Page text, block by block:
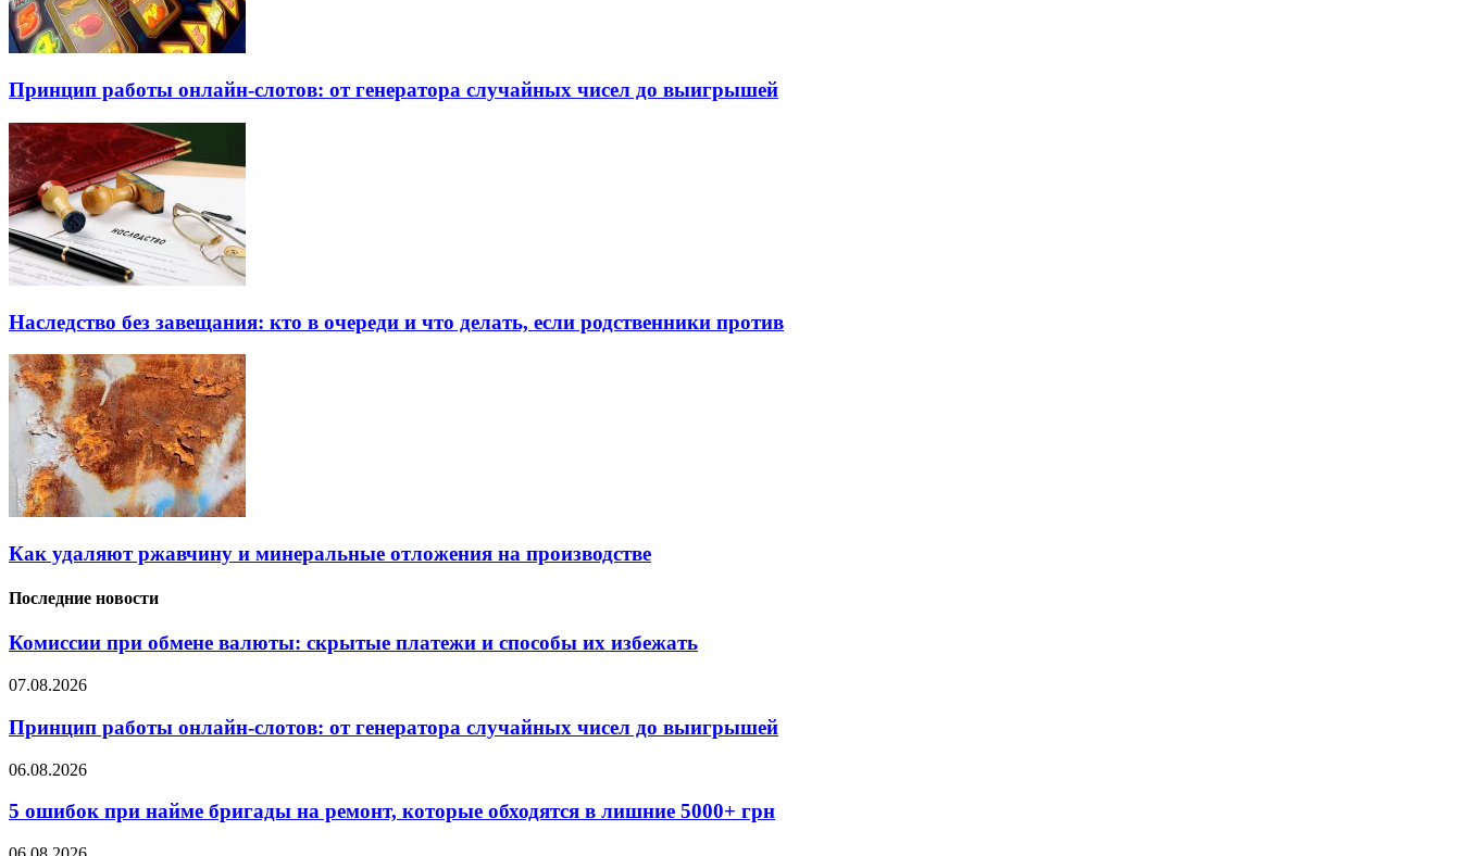
Принцип работы онлайн-слотов: от генератора случайных чисел до выигрышей
Наследство без завещания: кто в очереди и что делать, если родственники против
Как удаляют ржавчину и минеральные отложения на производстве
Последние новости
Комиссии при обмене валюты: скрытые платежи и способы их избежать
07.08.2026
Принцип работы онлайн-слотов: от генератора случайных чисел до выигрышей
06.08.2026
5 ошибок при найме бригады на ремонт, которые обходятся в лишние 5000+ грн